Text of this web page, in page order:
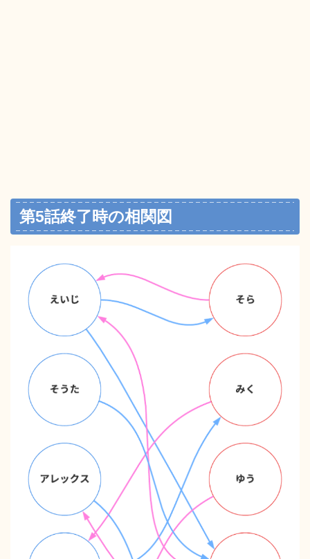
第5話終了時の相関図